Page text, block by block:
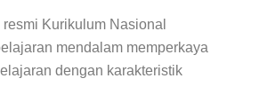
Kurikulum Nasional
mendalam memperkaya
dengan karakteristik